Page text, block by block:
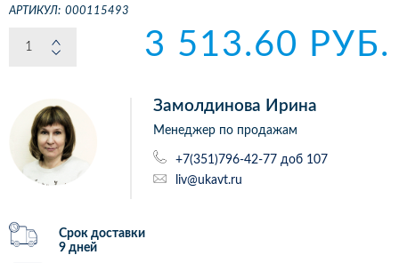
АРТИКУЛ: 000115493
3 513.60 РУБ.
Замолдинова Ирина
Менеджер по продажам
+7(351)796-42-77 доб 107
liv@ukavt.ru
Срок доставки
9 дней